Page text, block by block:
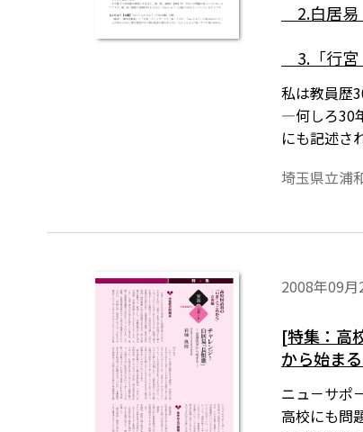
2.白居易
3.「行
私は教員歴
―何しろ30
にも記述さ
１です。
埼玉県立浦
2008年09月
[特集：高
から始ま
ニュ－サポ
高校にも問